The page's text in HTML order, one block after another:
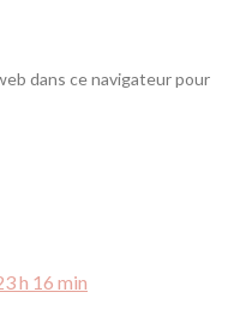
h 16 min
dans ce navigateur pour